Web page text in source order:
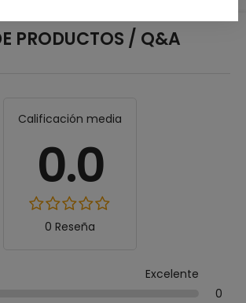
PRODUCTOS / Q&A
Calificación media
0.0
0 Reseña
Excelente
0